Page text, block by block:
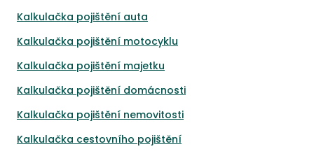
Kalkulačka pojištění auta
Kalkulačka pojištění motocyklu
Kalkulačka pojištění majetku
Kalkulačka pojištění domácnosti
Kalkulačka pojištění nemovitosti
Kalkulačka cestovního pojištění